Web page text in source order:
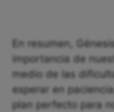
En resumen,
importancia de
medio de las
esperar en
plan perfecto para